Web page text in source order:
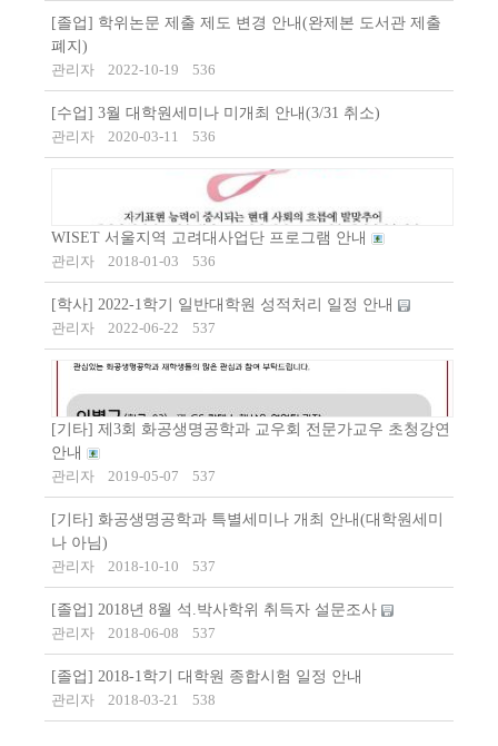
[졸업] 학위논문 제출 제도 변경 안내(완제본 도서관 제출
폐지)
관리자
2022-10-19 536
[수업] 3월 대학원세미나 미개최 안내(3/31 취소)
관리자
2020-03-11 536
WISET 서울지역 고려대사업단 프로그램 안내
관리자
2018-01-03 536
[학사] 2022-1학기 일반대학원 성적처리 일정 안내
관리자
2022-06-22 537
[기타] 제3회 화공생명공학과 교우회 전문가교우 초청강연
안내
관리자
2019-05-07 537
[기타] 화공생명공학과 특별세미나 개최 안내(대학원세미
나 아님)
관리자
2018-10-10 537
[졸업] 2018년 8월 석.박사학위 취득자 설문조사
관리자
2018-06-08 537
[졸업] 2018-1학기 대학원 종합시험 일정 안내
관리자
2018-03-21 538